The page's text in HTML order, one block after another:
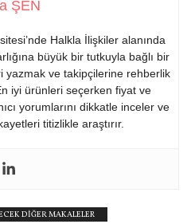
ŞEN
Halkla İlişkiler alanında
büyük bir tutkuyla bağlı bir
yazmak ve takipçilerine rehberlik
iyi ürünleri seçerken fiyat ve
yorumlarını dikkatle inceler ve
titizlikle araştırır.
DİĞER MAKALELER